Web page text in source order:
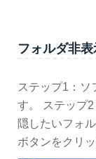
フォルダ非表
ステップ1：ソ
す。 ステップ2
隠したいフォ
ボタンをクリ